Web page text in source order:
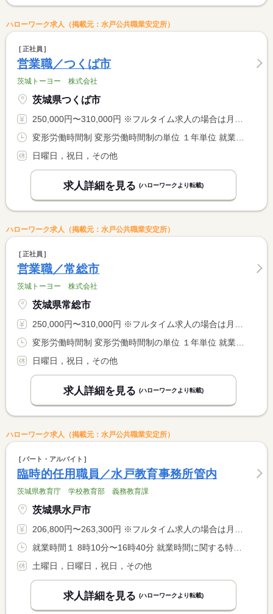
ハローワーク求人（掲載元：水戸公共職業安定所）
正社員
営業職／つくば市
茨城トーヨー 株式会社
茨城県つくば市
250,000円〜310,000円 ※フルタイム求人の場合は月額（換算額）、パート求人の場合は時間額を表示しています。
日曜日，祝日，その他
求人詳細を見る (ハローワークより転載)
ハローワーク求人（掲載元：水戸公共職業安定所）
正社員
営業職／常総市
茨城トーヨー 株式会社
茨城県常総市
250,000円〜310,000円 ※フルタイム求人の場合は月額（換算額）、パート求人の場合は時間額を表示しています。
日曜日，祝日，その他
求人詳細を見る (ハローワークより転載)
ハローワーク求人（掲載元：水戸公共職業安定所）
パート・アルバイト
臨時的任用職員／水戸教育事務所管内
茨城県教育庁 学校教育部 義務教育課
茨城県水戸市
206,800円〜263,300円 ※フルタイム求人の場合は月額（換算額）、パート求人の場合は時間額を表示しています。
土曜日，日曜日，祝日，その他
求人詳細を見る (ハローワークより転載)